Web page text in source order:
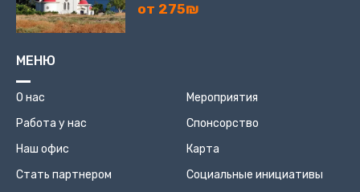
от 275₪
МЕНЮ
О нас
Работа у нас
Наш офис
Стать партнером
Мероприятия
Спонсорство
Карта
Социальные инициативы